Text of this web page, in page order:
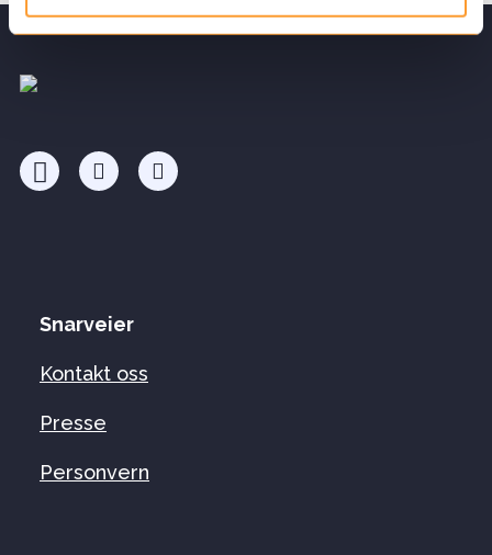
Snarveier
Kontakt oss
Presse
Personvern